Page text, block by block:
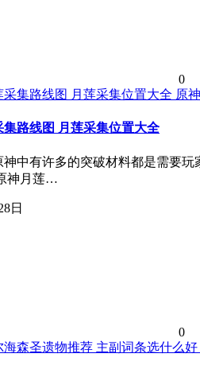
0
原神
集路线图 月莲采集位置大全
神中有许多的突破材料都是需要
神月莲…
日
0